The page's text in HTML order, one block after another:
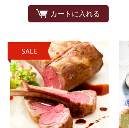
カートに入れる